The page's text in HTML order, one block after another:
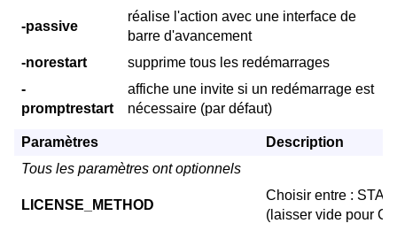
-passive
réalise l'action avec une interface de
barre d'avancement
-norestart
supprime tous les redémarrages
-
promptrestart
affiche une invite si un redémarrage est
nécessaire (par défaut)
Paramètres
Description
Tous les paramètres ont optionnels
LICENSE_METHOD
Choisir entre :
(laisser vide pour